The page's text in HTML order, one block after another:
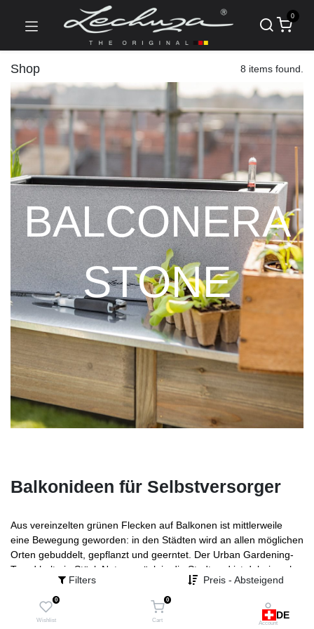
Filters Preis - Absteigend
0
Wishlist
0
Cart Account
0
Shop 8 items found.
BALCONERA
STONE
Balkonideen für Selbstversorger
Aus vereinzelten grünen Flecken auf Balkonen ist mittlerweile
eine Bewegung geworden: in den Städten wird an allen möglichen
Orten gebuddelt, gepflanzt und geerntet. Der Urban Gardening-
Trend holt ein Stück Natur zurück in die Stadt und ist dabei auch
noch ganz leicht umzusetzen. Alles, was man braucht, ist eine
kleine Anbaufläche, Lust auf selbst gezogene Pflanzen und ein
wenig Kreativität. Die vielseitigen Gefäße der LECHUZA Stone
DE